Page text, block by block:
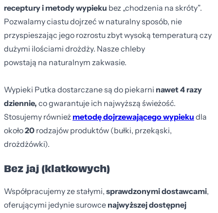
receptury i metody wypieku bez „chodzenia na skróty”.
Pozwalamy ciastu dojrzeć w naturalny sposób, nie
przyspieszając jego rozrostu zbyt wysoką temperaturą czy
dużymi ilościami drożdży. Nasze chleby
powstają na naturalnym zakwasie.
Wypieki Putka dostarczane są do piekarni nawet 4 razy
dziennie,co gwarantuje ich najwyższą świeżość.
Stosujemy równieżmetodę dojrzewającego wypiekudla
około20rodzajów produktów (bułki, przekąski,
drożdżówki).
Bez jaj (klatkowych)
Współpracujemy ze stałymi,sprawdzonymi dostawcami,
oferującymi jedynie surowcenajwyższej dostępnej